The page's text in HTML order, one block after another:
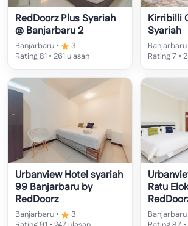
RedDoorz Plus Syariah
@ Banjarbaru 2
Banjarbaru •
3
Rating 8.1 • 261 ulasan
Kirribilli
Syariah
Banjarbaru
Rating 7 •
Urbanview Hotel syariah
99 Banjarbaru by
RedDoorz
Banjarbaru •
3
Ratu
Banjarbaru